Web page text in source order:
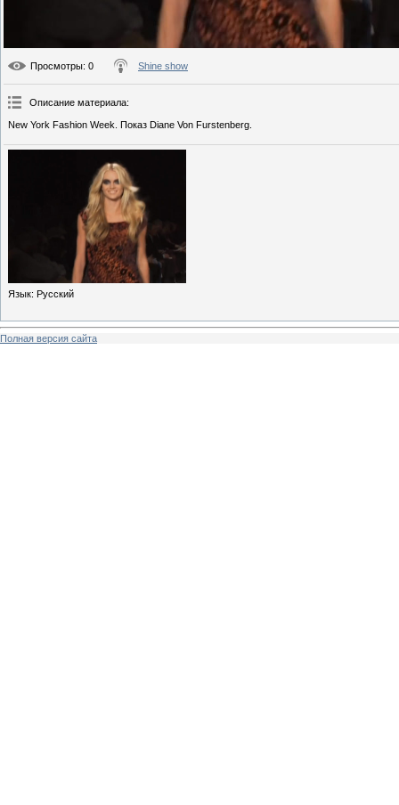
Просмотры: 0 Shine show
Описание материала:
New York Fashion Week. Показ Diane Von Furstenberg.
Язык: Русский
Полная версия сайта